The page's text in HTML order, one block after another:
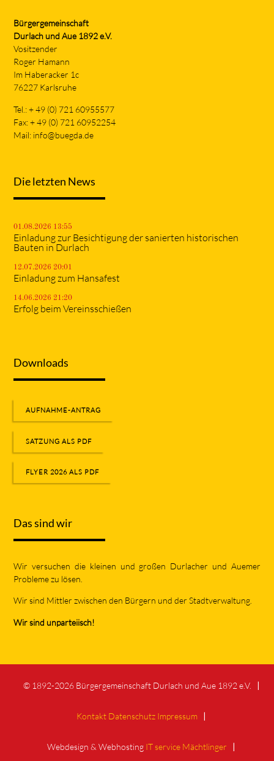
Bürgergemeinschaft
Durlach und Aue 1892 e.V.
Vositzender
Roger Hamann
Im Haberacker 1c
76227 Karlsruhe
Tel.: + 49 (0) 721 60955577
Fax: + 49 (0) 721 60952254
Mail: info@buegda.de
Die letzten News
01.08.2026 13:55
Einladung zur Besichtigung der sanierten historischen
Bauten in Durlach
12.07.2026 20:01
Einladung zum Hansafest
14.06.2026 21:20
Erfolg beim Vereinsschießen
Downloads
AUFNAHME-ANTRAG
SATZUNG ALS PDF
FLYER 2026 ALS PDF
Das sind wir
Wir versuchen die kleinen und großen Durlacher und Auemer
Probleme zu lösen.
Wir sind Mittler zwischen den Bürgern und der Stadtverwaltung.
Wir sind unparteiisch!
© 1892-2026 Bürgergemeinschaft Durlach und Aue 1892 e.V.
Kontakt Datenschutz Impressum
Webdesign & Webhosting IT service Mächtlinger